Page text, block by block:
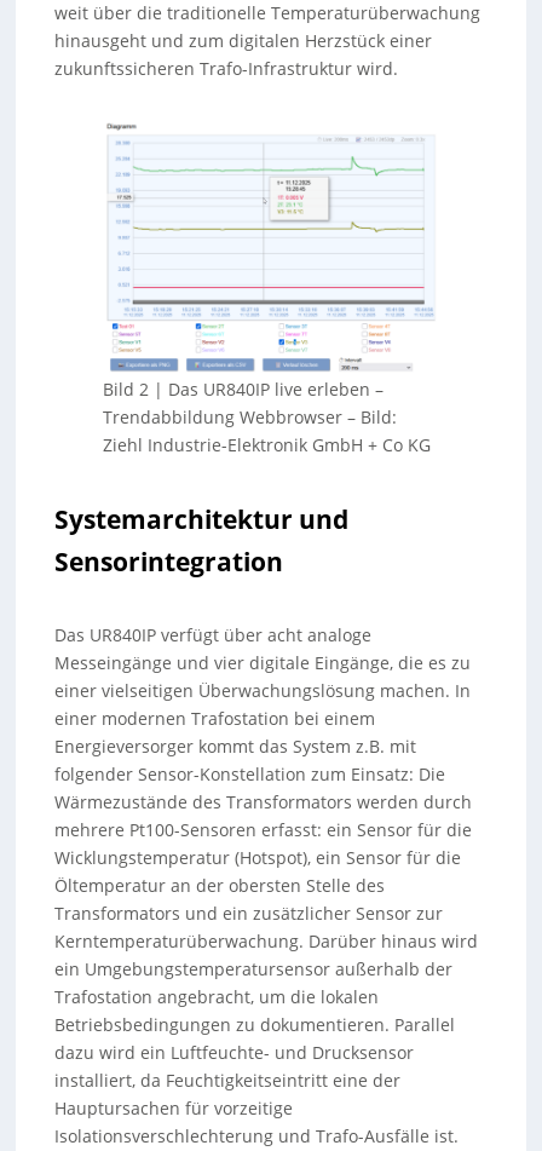
weit über die traditionelle Temperaturüberwachung
hinausgeht und zum digitalen Herzstück einer
zukunftssicheren Trafo-Infrastruktur wird.
Bild 2 | Das UR840IP live erleben –
Trendabbildung Webbrowser– Bild:
Ziehl Industrie-Elektronik GmbH + Co KG
Systemarchitektur und
Sensorintegration
Das UR840IP verfügt über acht analoge
Messeingänge und vier digitale Eingänge, die es zu
einer vielseitigen Überwachungslösung machen. In
einer modernen Trafostation bei einem
Energieversorger kommt das System z.B. mit
folgender Sensor-Konstellation zum Einsatz: Die
Wärmezustände des Transformators werden durch
mehrere Pt100-Sensoren erfasst: ein Sensor für die
Wicklungstemperatur (Hotspot), ein Sensor für die
Öltemperatur an der obersten Stelle des
Transformators und ein zusätzlicher Sensor zur
Kerntemperaturüberwachung. Darüber hinaus wird
ein Umgebungstemperatursensor außerhalb der
Trafostation angebracht, um die lokalen
Betriebsbedingungen zu dokumentieren. Parallel
dazu wird ein Luftfeuchte- und Drucksensor
installiert, da Feuchtigkeitseintritt eine der
Hauptursachen für vorzeitige
Isolationsverschlechterung und Trafo-Ausfälle ist.